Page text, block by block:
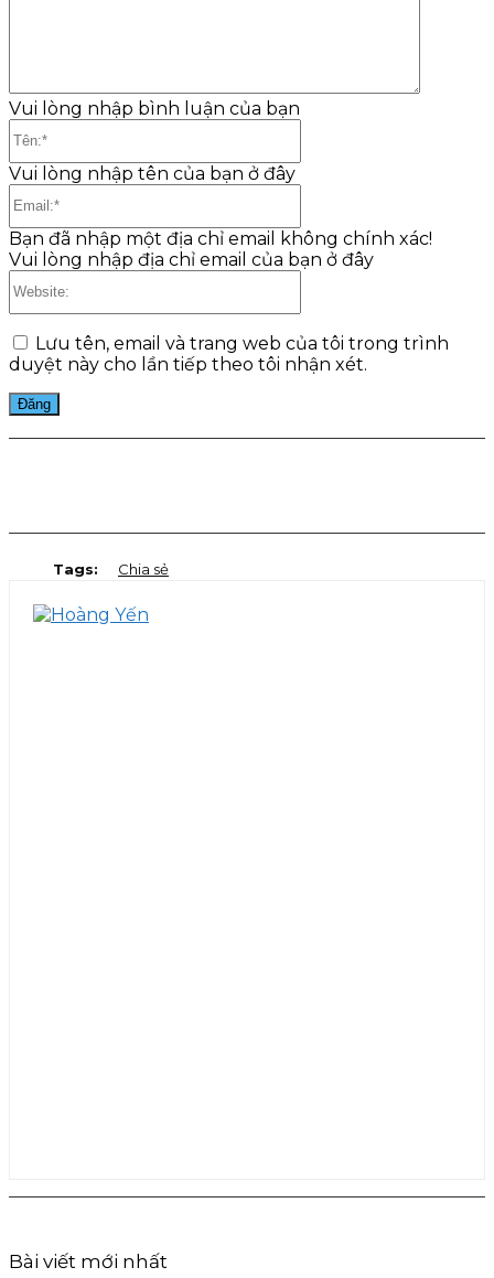
Vui lòng nhập bình luận của bạn
Vui lòng nhập tên của bạn ở đây
Bạn đã nhập một địa chỉ email không chính xác!
Vui lòng nhập địa chỉ email của bạn ở đây
Lưu tên, email và trang web của tôi trong trình
duyệt này cho lần tiếp theo tôi nhận xét.
Tags: Chia sẻ
Bài viết mới nhất